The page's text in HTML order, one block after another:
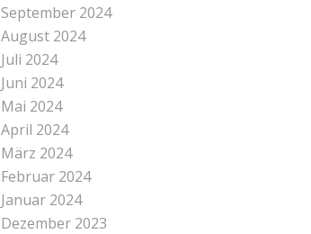
September 2024
August 2024
Juli 2024
Juni 2024
Mai 2024
April 2024
März 2024
Februar 2024
Januar 2024
Dezember 2023